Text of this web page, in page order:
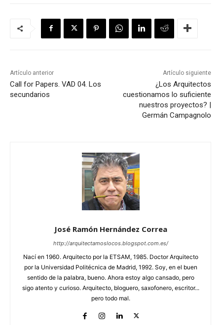
Artículo anterior
Call for Papers. VAD 04. Los
secundarios
Artículo siguiente
¿Los Arquitectos
cuestionamos lo suficiente
nuestros proyectos? |
Germán Campagnolo
José Ramón Hernández Correa
http://arquitectamoslocos.blogspot.com.es/
Nací en 1960. Arquitecto por la ETSAM, 1985. Doctor Arquitecto
por la Universidad Politécnica de Madrid, 1992. Soy, en el buen
sentido de la palabra, bueno. Ahora estoy algo cansado, pero
sigo atento y curioso. Arquitecto, bloguero, saxofonero, escritor...
pero todo mal.